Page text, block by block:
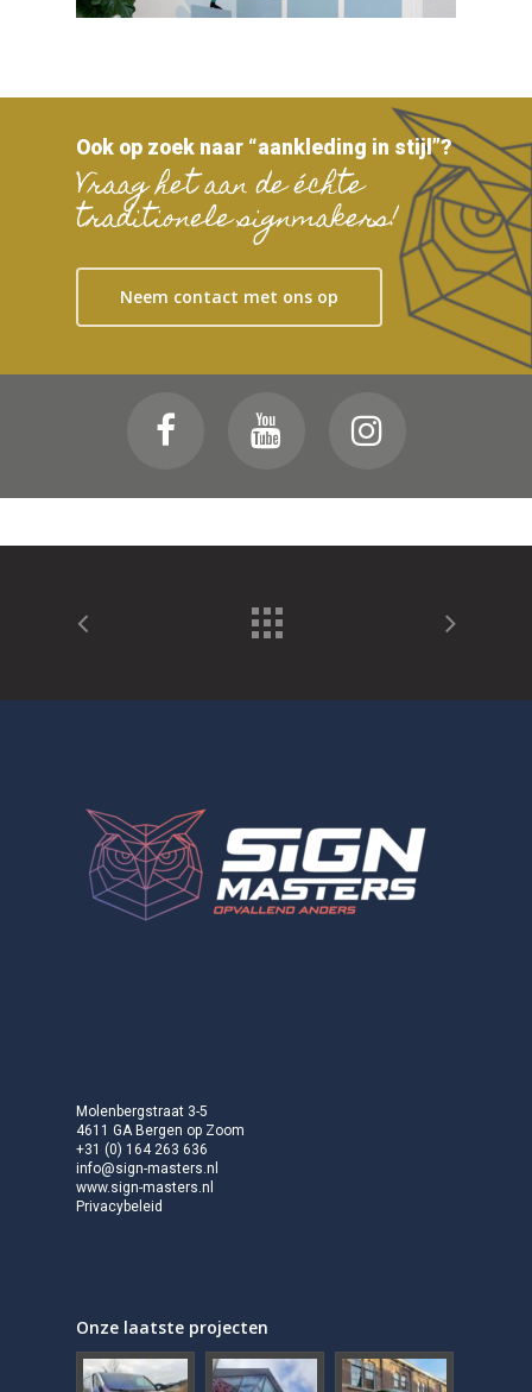
Ook op zoek naar “aankleding in stijl”?
Vraag het aan de échte
traditionele signmakers!
Neem contact met ons op
Molenbergstraat 3-5
4611 GA Bergen op Zoom
+31 (0) 164 263 636
info@sign-masters.nl
www.sign-masters.nl
Privacybeleid
Onze laatste projecten